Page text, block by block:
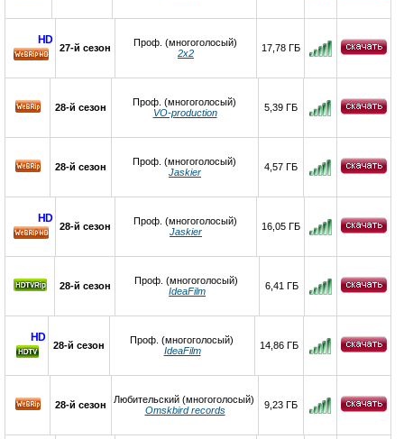
HD
27-й сезон
Проф. (многоголосый)
2х2
17,78 ГБ
28-й сезон
Проф. (многоголосый)
VO-production
5,39 ГБ
28-й сезон
Проф. (многоголосый)
Jaskier
4,57 ГБ
HD
28-й сезон
Проф. (многоголосый)
Jaskier
16,05 ГБ
28-й сезон
Проф. (многоголосый)
IdeaFilm
6,41 ГБ
HD
28-й сезон
Проф. (многоголосый)
IdeaFilm
14,86 ГБ
28-й сезон
Любительский (многоголосый)
Omskbird records
9,23 ГБ